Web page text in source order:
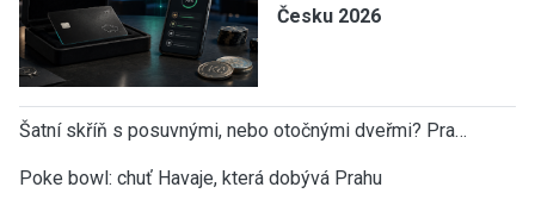
Česku 2026
Šatní skříň s posuvnými, nebo otočnými dveřmi? Pra…
Poke bowl: chuť Havaje, která dobývá Prahu